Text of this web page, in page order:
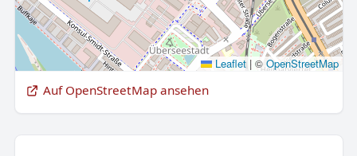
Leaflet |© OpenStreetMap
Auf OpenStreetMap ansehen